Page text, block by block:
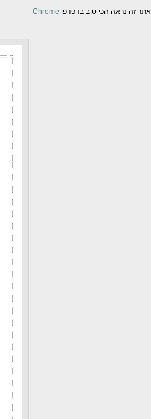
אתר זה נראה הכי טוב בדפדפן Chrome